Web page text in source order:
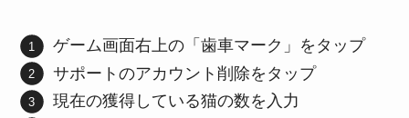
ゲーム画面右上の「歯車マーク」をタップ
サポートのアカウント削除をタップ
現在の獲得している猫の数を入力